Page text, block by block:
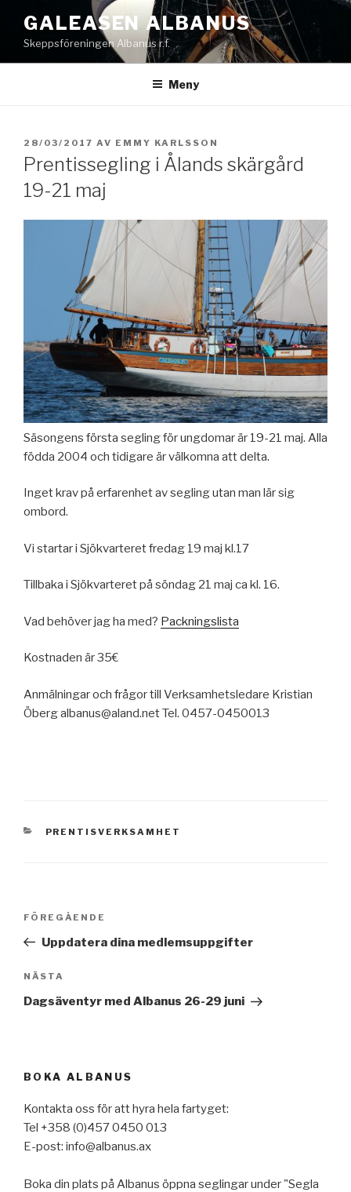
innehåll
GALEASEN ALBANUS
Skeppsföreningen Albanus r.f.
Meny
PUBLICERAT
28/03/2017 AV EMMY KARLSSON
Prentissegling i Ålands skärgård
19-21 maj
Säsongens första segling för ungdomar är 19-21 maj. Alla
födda 2004 och tidigare är välkomna att delta.
Inget krav på erfarenhet av segling utan man lär sig
ombord.
Vi startar i Sjökvarteret fredag 19 maj kl.17
Tillbaka i Sjökvarteret på söndag 21 maj ca kl. 16.
Vad behöver jag ha med? Packningslista
Kostnaden är 35€
Anmälningar och frågor till Verksamhetsledare Kristian
Öbergalbanus@aland.net Tel. 0457-0450013
KATEGORIER
PRENTISVERKSAMHET
Inläggsnavigering
Föregående
inlägg
FÖREGÅENDE
Uppdatera dina medlemsuppgifter
Nästa
inlägg
NÄSTA
Dagsäventyr med Albanus 26-29 juni
BOKA ALBANUS
Kontakta oss för att hyra hela fartyget:
Tel +358 (0)457 0450 013
E-post: info@albanus.ax
Boka din plats på Albanus öppna seglingar under "Segla